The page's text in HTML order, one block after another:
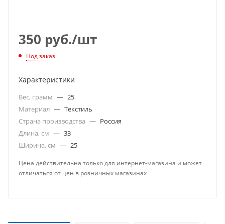
350 руб./шт
Под заказ
Характеристики
Вес, грамм — 25
Материал — Текстиль
Страна производства — Россия
Длина, см — 33
Ширина, см — 25
Цена действительна только для интернет-магазина и может
отличаться от цен в розничных магазинах